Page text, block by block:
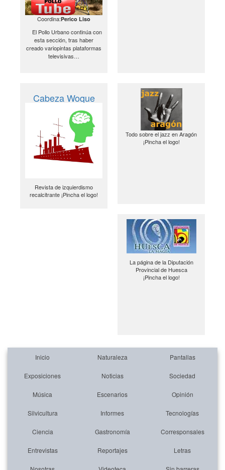
Coordina:Perico Liso
El Pollo Urbano continúa con
esta sección, tras haber
creado variopintas plataformas
televisivas…
Cabeza Woque
Revista de izquierdismo
recalcitrante ¡Pincha el logo!
Todo sobre el jazz en Aragón
¡Pincha el logo!
La página de la Diputación
Provincial de Huesca
¡Pincha el logo!
Inicio Naturaleza Pantallas
Exposiciones Noticias Sociedad
Música Escenarios Opinión
Silvicultura Informes Tecnologías
Ciencia Gastronomía Corresponsales
Entrevistas Reportajes Letras